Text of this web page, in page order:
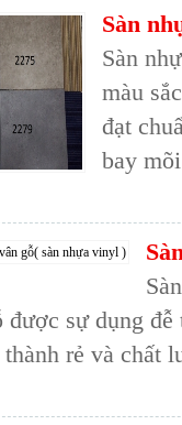
Sàn
Sàn
màu
đạt
bay
được sự dụng
rẻ và chất